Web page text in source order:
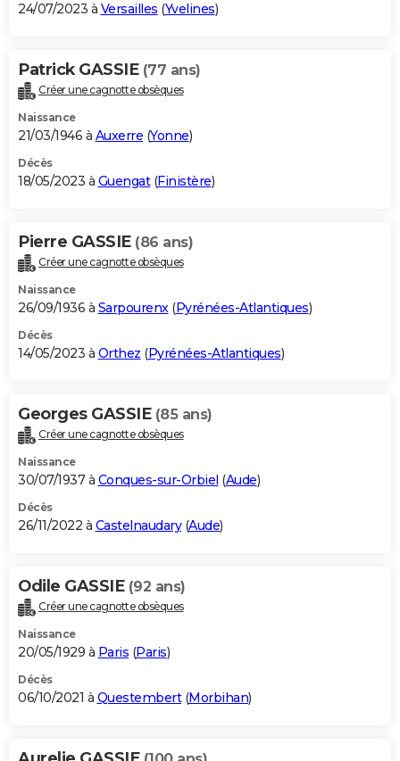
24/07/2023 à Versailles (Yvelines)
Patrick GASSIE (77 ans)
Créer une cagnotte obsèques
Naissance
21/03/1946 à Auxerre (Yonne)
Décès
18/05/2023 à Guengat(Finistère)
Pierre GASSIE (86 ans)
Créer une cagnotte obsèques
Naissance
26/09/1936 à Sarpourenx(Pyrénées-Atlantiques)
Décès
14/05/2023 à Orthez (Pyrénées-Atlantiques)
Georges GASSIE (85 ans)
Créer une cagnotte obsèques
Naissance
30/07/1937 à Conques-sur-Orbiel (Aude)
Décès
26/11/2022 à Castelnaudary(Aude)
Odile GASSIE (92 ans)
Créer une cagnotte obsèques
Naissance
20/05/1929 à Paris (Paris)
Décès
06/10/2021 à Questembert(Morbihan)